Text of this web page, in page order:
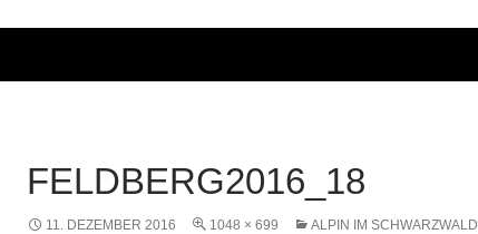
FELDBERG2016_18
11. DEZEMBER 2016 1048 × 699 ALPIN IM SCHWARZWALD